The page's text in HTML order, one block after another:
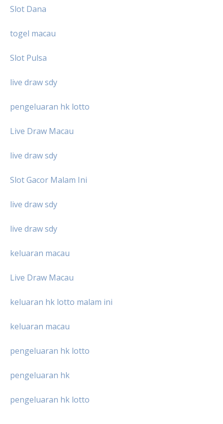
Slot Dana
togel macau
Slot Pulsa
live draw sdy
pengeluaran hk lotto
Live Draw Macau
live draw sdy
Slot Gacor Malam Ini
live draw sdy
live draw sdy
keluaran macau
Live Draw Macau
keluaran hk lotto malam ini
keluaran macau
pengeluaran hk lotto
pengeluaran hk
pengeluaran hk lotto